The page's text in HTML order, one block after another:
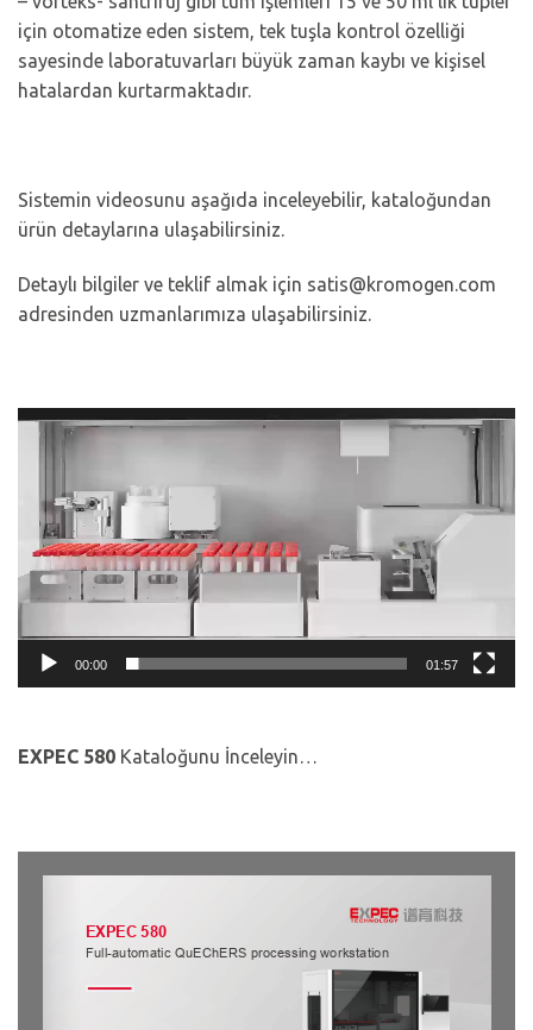
için otomatize eden sistem, tek tuşla kontrol özelliği
sayesinde laboratuvarları büyük zaman kaybı ve kişisel
hatalardan kurtarmaktadır.
Sistemin videosunu aşağıda inceleyebilir, kataloğundan
ürün detaylarına ulaşabilirsiniz.
Detaylı bilgiler ve teklif almak için satis@kromogen.com
adresinden uzmanlarımıza ulaşabilirsiniz.
Video
oynatıcı
00:00 01:57
EXPEC 580 Kataloğunu İnceleyin…